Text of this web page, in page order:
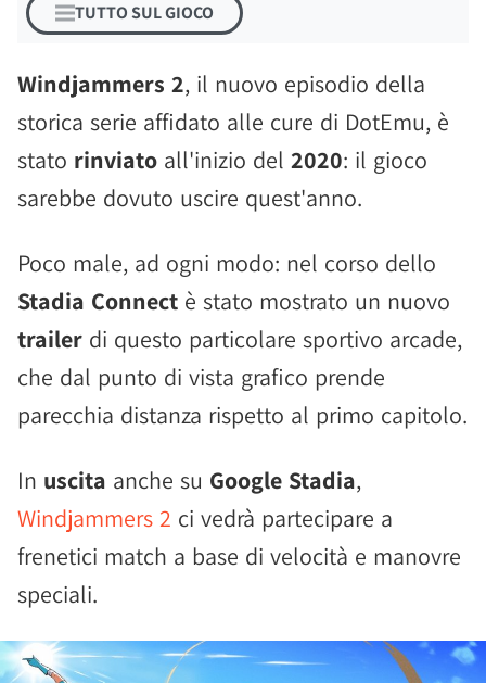
TUTTO SUL GIOCO
Windjammers 2, il nuovo episodio della
storica serie affidato alle cure di DotEmu, è
stato rinviato all'inizio del 2020: il gioco
sarebbe dovuto uscire quest'anno.
Poco male, ad ogni modo: nel corso dello
Stadia Connect è stato mostrato un nuovo
trailer di questo particolare sportivo arcade,
che dal punto di vista grafico prende
parecchia distanza rispetto al primo capitolo.
In uscita anche su Google Stadia,
Windjammers 2 ci vedrà partecipare a
frenetici match a base di velocità e manovre
speciali.